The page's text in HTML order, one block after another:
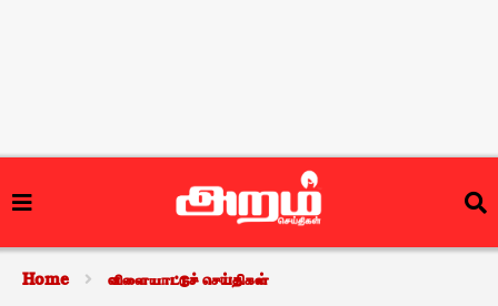
Home விளையாட்டுச் செய்திகள்